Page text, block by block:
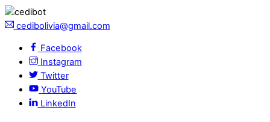
cedibolivia@gmail.com
Facebook
Instagram
Twitter
YouTube
LinkedIn